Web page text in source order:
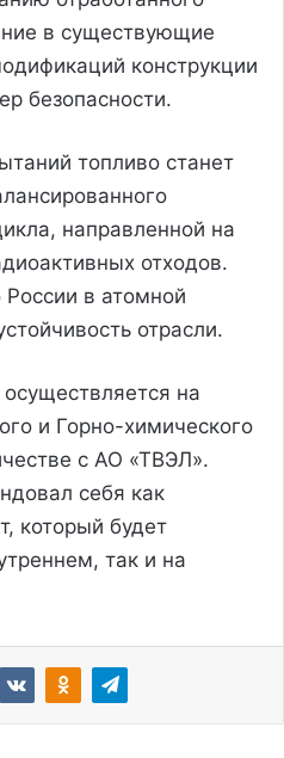
в существующие
конструкции
безопасности.
топливо станет
направленной на
отходов.
России в атомной
отрасли.
на
и Горно-химического
с АО «ТВЭЛ».
себя как
который будет
так и на